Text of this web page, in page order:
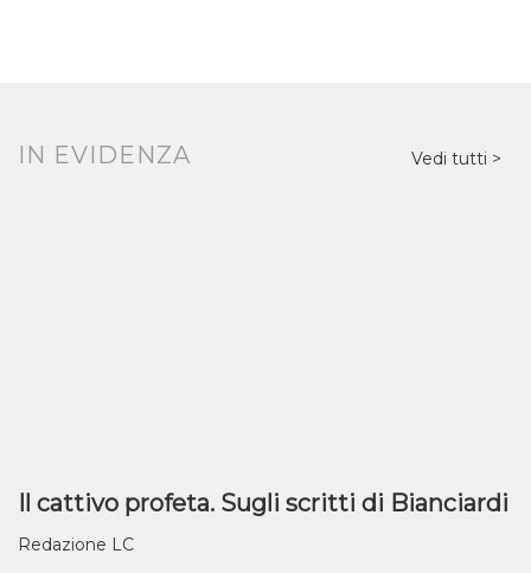
IN EVIDENZA Vedi tutti
Il cattivo profeta. Sugli scritti di Bianciardi
Redazione LC